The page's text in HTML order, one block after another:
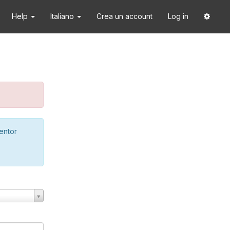
Help Italiano Crea un account Log in